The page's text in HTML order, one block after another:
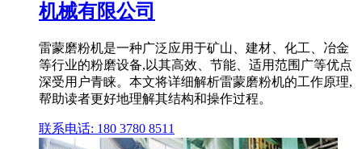
机械有限公司
雷蒙磨粉机是一种广泛应用于矿山、建材、化工、冶金
等行业的粉磨设备,以其高效、节能、适用范围广等优点
深受用户青睐。本文将详细解析雷蒙磨粉机的工作原理,
帮助读者更好地理解其结构和操作过程。
联系电话: 180 3780 8511